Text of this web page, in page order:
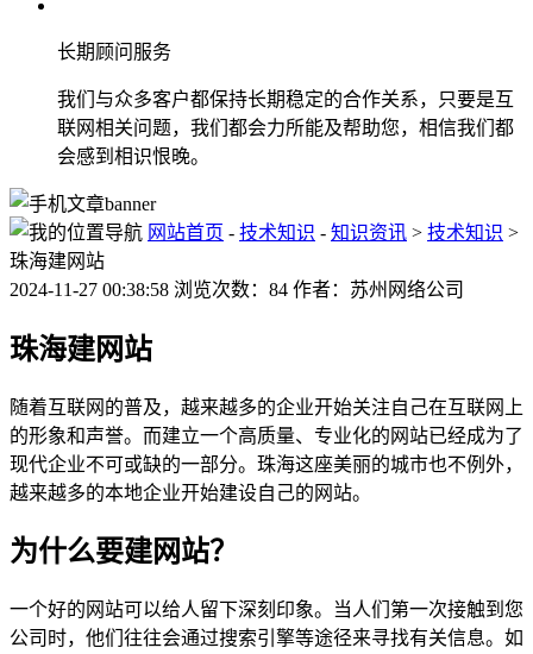
长期顾问服务
我们与众多客户都保持长期稳定的合作关系，只要是互
联网相关问题，我们都会力所能及帮助您，相信我们都
会感到相识恨晚。
网站首页 - 技术知识 - 知识资讯 > 技术知识 >
珠海建网站
2024-11-27 00:38:58 浏览次数：84 作者：苏州网络公司
珠海建网站
随着互联网的普及，越来越多的企业开始关注自己在互联网上
的形象和声誉。而建立一个高质量、专业化的网站已经成为了
现代企业不可或缺的一部分。珠海这座美丽的城市也不例外，
越来越多的本地企业开始建设自己的网站。
为什么要建网站？
一个好的网站可以给人留下深刻印象。当人们第一次接触到您
公司时，他们往往会通过搜索引擎等途径来寻找有关信息。如